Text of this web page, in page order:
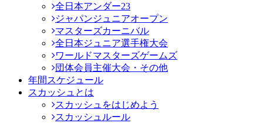
全日本アンダー23
ジャパンジュニアオープン
マスターズカーニバル
全日本ジュニア選手権大会
ワールドマスターズゲームズ
団体会員主催大会・その他
年間スケジュール
スカッシュとは
スカッシュをはじめよう
スカッシュルール